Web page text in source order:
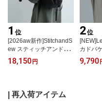
1 位
[2026aw新作]StitchandS
ew スティッチアンドソ
ー 66ナイロン コーデュ
ラ バックパック ulp66 レ
アウトドア ポケット 耐
久性 防汚性 シンプル A4
18,150円
2位
カドバ
グハン
バケツ
9,790
| 再入荷アイテム